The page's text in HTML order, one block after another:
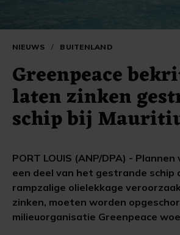
NIEUWS / BUITENLAND
Greenpeace
laten zinken
schip bij
PORT LOUIS (ANP/DPA) -
een ​​deel van het gestrande schip
rampzalige olielekkage
zinken, moeten worden
milieuorganisatie Greenpeace